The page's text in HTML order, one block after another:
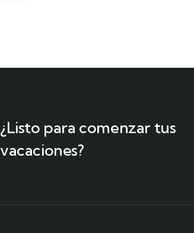
¿Listo para comenzar tus
vacaciones?